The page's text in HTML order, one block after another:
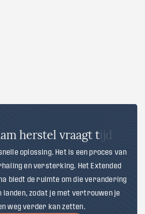
amherstel vraagttijd
oplossing. Het is een proces van
en versterking. Het Extended
biedt de ruimte om die verandering
zodat je met vertrouwen je
weg verder kan zetten.